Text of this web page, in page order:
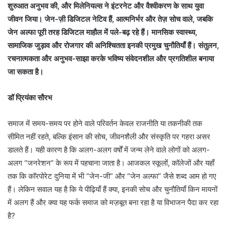
शुरुआत अनुभव की, और मिलेनियल्स ने इंटरनेट और वैश्वीकरण के साथ युवा
जीवन जिया। जेन-ज़ी डिजिटल नेटिव हैं, आत्मनिर्भर और तेज़ सोच वाले, जबकि
जेन अल्फा पूरी तरह डिजिटल माहौल में पले-बढ़ रहे हैं। मानसिक स्वास्थ्य,
सामाजिक जुड़ाव और रोजगार की अनिश्चितता इनकी प्रमुख चुनौतियाँ हैं। संतुलन,
रचनात्मकता और अनुभव-साझा करके भविष्य संवेदनशील और प्रगतिशील बनाया
जा सकता है।
डॉ प्रियंका सौरभ
समाज में समय-समय पर होने वाले परिवर्तन केवल राजनीति या तकनीकी तक
सीमित नहीं रहते, बल्कि इंसान की सोच, जीवनशैली और संस्कृति पर गहरा असर
डालते हैं। यही कारण है कि अलग-अलग वर्षों में जन्म लेने वाले लोगों को अलग-
अलग “जनरेशन” के रूप में पहचाना जाता है। आजकल स्कूलों, कॉलेजों और यहाँ
तक कि कॉरपोरेट दुनिया में भी “जेन-जी” और “जेन अल्फा” जैसे शब्द आम हो गए
हैं। लेकिन सवाल यह है कि ये पीढ़ियाँ हैं क्या, इनकी सोच और चुनौतियाँ किन मायनों
में अलग हैं और क्या यह फर्क समाज को मज़बूत बना रहा है या विभाजन पैदा कर रहा
है?